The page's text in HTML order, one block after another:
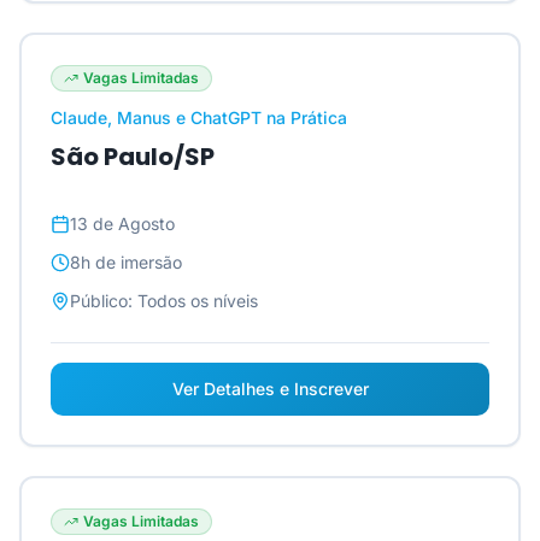
Vagas Limitadas
Claude, Manus e ChatGPT na Prática
São Paulo/SP
13 de Agosto
8h de imersão
Público: Todos os níveis
Ver Detalhes e Inscrever
Vagas Limitadas